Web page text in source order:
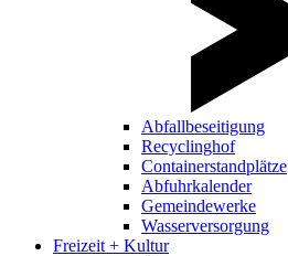
Abfallbeseitigung
Recyclinghof
Containerstandplätze
Abfuhrkalender
Gemeindewerke
Wasserversorgung
Freizeit + Kultur